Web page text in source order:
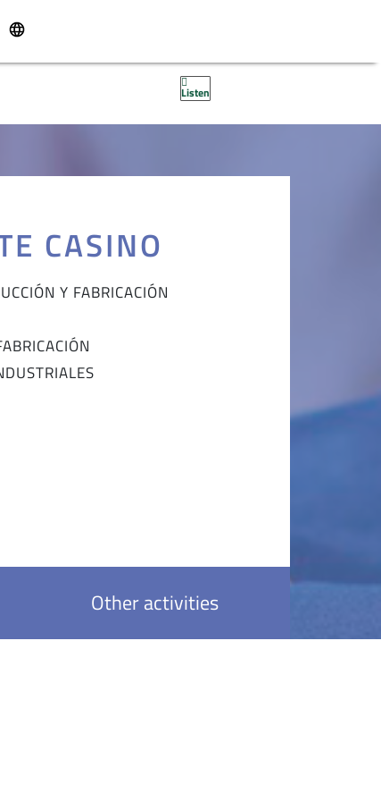
Listen
Other activities
CASINO
Y FABRICACIÓN